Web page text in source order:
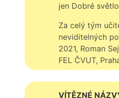
jen Dobré
Za celý tým
neviditelných
2021, Roman
FEL ČVUT,
VÍTĚZNÉ